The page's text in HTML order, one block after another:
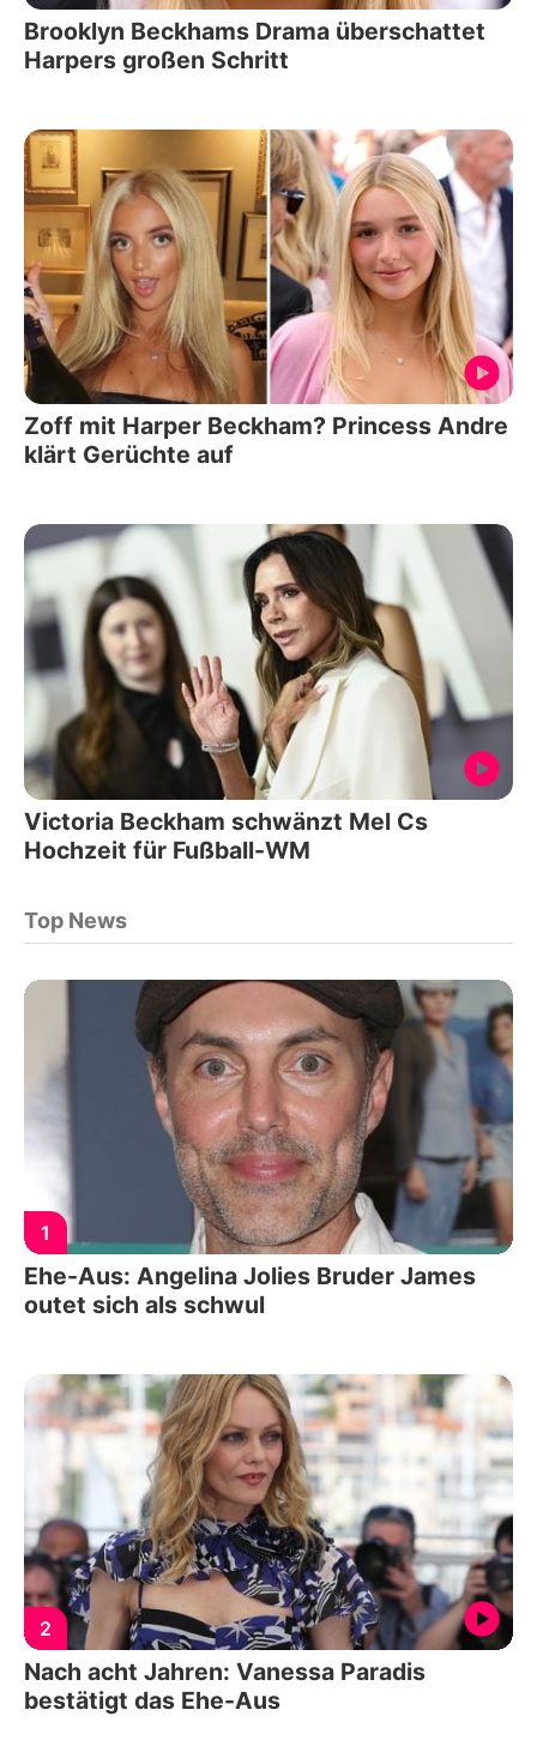
Brooklyn Beckhams Drama überschattet
Harpers großen Schritt
Zoff mit Harper Beckham? Princess Andre
klärt Gerüchte auf
Victoria Beckham schwänzt Mel Cs
Hochzeit für Fußball-WM
Top News
1
Ehe-Aus: Angelina Jolies Bruder James
outet sich als schwul
2
Nach acht Jahren: Vanessa Paradis
bestätigt das Ehe-Aus